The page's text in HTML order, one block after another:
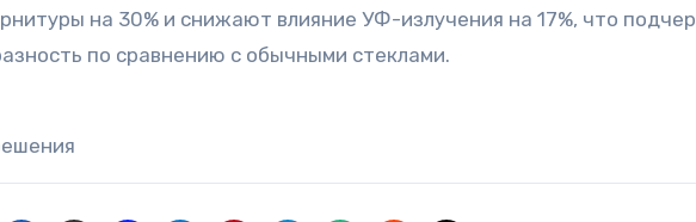
на 30% и снижают влияние УФ-излучения на 17%, что
по сравнению с обычными стеклами.